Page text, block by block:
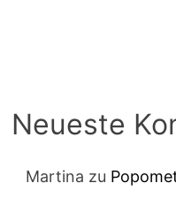
Neueste
Martina zu